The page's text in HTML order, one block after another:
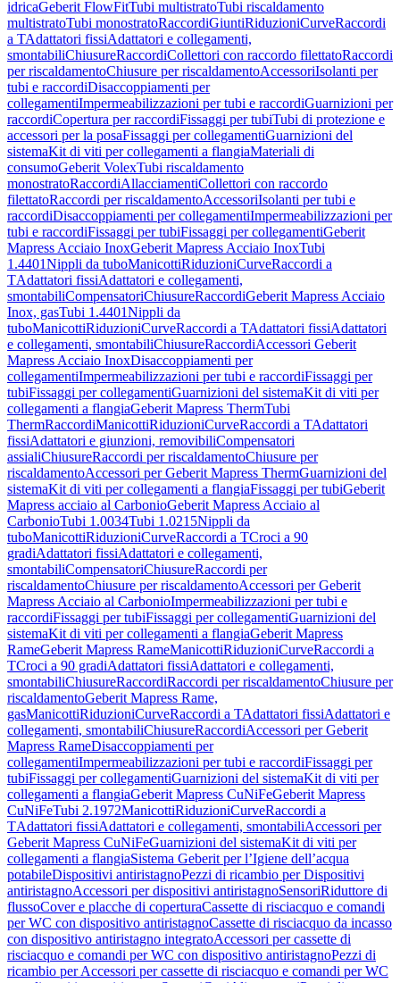
idricaGeberit FlowFitTubi multistratoTubi riscaldamento
multistratoTubi monostratoRaccordiGiuntiRiduzioniCurveRaccordi
a TAdattatori fissiAdattatori e collegamenti,
smontabiliChiusureRaccordiCollettori con raccordo filettatoRaccordi
per riscaldamentoChiusure per riscaldamentoAccessoriIsolanti per
tubi e raccordiDisaccoppiamenti per
collegamentiImpermeabilizzazioni per tubi e raccordiGuarnizioni per
raccordiCopertura per raccordiFissaggi per tubiTubi di protezione e
accessori per la posaFissaggi per collegamentiGuarnizioni del
sistemaKit di viti per collegamenti a flangiaMateriali di
consumoGeberit VolexTubi riscaldamento
monostratoRaccordiAllacciamentiCollettori con raccordo
filettatoRaccordi per riscaldamentoAccessoriIsolanti per tubi e
raccordiDisaccoppiamenti per collegamentiImpermeabilizzazioni per
tubi e raccordiFissaggi per tubiFissaggi per collegamentiGeberit
Mapress Acciaio InoxGeberit Mapress Acciaio InoxTubi
1.4401Nippli da tuboManicottiRiduzioniCurveRaccordi a
TAdattatori fissiAdattatori e collegamenti,
smontabiliCompensatoriChiusureRaccordiGeberit Mapress Acciaio
Inox, gasTubi 1.4401Nippli da
tuboManicottiRiduzioniCurveRaccordi a TAdattatori fissiAdattatori
e collegamenti, smontabiliChiusureRaccordiAccessori Geberit
Mapress Acciaio InoxDisaccoppiamenti per
collegamentiImpermeabilizzazioni per tubi e raccordiFissaggi per
tubiFissaggi per collegamentiGuarnizioni del sistemaKit di viti per
collegamenti a flangiaGeberit Mapress ThermTubi
ThermRaccordiManicottiRiduzioniCurveRaccordi a TAdattatori
fissiAdattatori e giunzioni, removibiliCompensatori
assialiChiusureRaccordi per riscaldamentoChiusure per
riscaldamentoAccessori per Geberit Mapress ThermGuarnizioni del
sistemaKit di viti per collegamenti a flangiaFissaggi per tubiGeberit
Mapress acciaio al CarbonioGeberit Mapress Acciaio al
CarbonioTubi 1.0034Tubi 1.0215Nippli da
tuboManicottiRiduzioniCurveRaccordi a TCroci a 90
gradiAdattatori fissiAdattatori e collegamenti,
smontabiliCompensatoriChiusureRaccordi per
riscaldamentoChiusure per riscaldamentoAccessori per Geberit
Mapress Acciaio al CarbonioImpermeabilizzazioni per tubi e
raccordiFissaggi per tubiFissaggi per collegamentiGuarnizioni del
sistemaKit di viti per collegamenti a flangiaGeberit Mapress
RameGeberit Mapress RameManicottiRiduzioniCurveRaccordi a
TCroci a 90 gradiAdattatori fissiAdattatori e collegamenti,
smontabiliChiusureRaccordiRaccordi per riscaldamentoChiusure per
riscaldamentoGeberit Mapress Rame,
gasManicottiRiduzioniCurveRaccordi a TAdattatori fissiAdattatori e
collegamenti, smontabiliChiusureRaccordiAccessori per Geberit
Mapress RameDisaccoppiamenti per
collegamentiImpermeabilizzazioni per tubi e raccordiFissaggi per
tubiFissaggi per collegamentiGuarnizioni del sistemaKit di viti per
collegamenti a flangiaGeberit Mapress CuNiFeGeberit Mapress
CuNiFeTubi 2.1972ManicottiRiduzioniCurveRaccordi a
TAdattatori fissiAdattatori e collegamenti, smontabiliAccessori per
Geberit Mapress CuNiFeGuarnizioni del sistemaKit di viti per
collegamenti a flangiaSistema Geberit per l’Igiene dell’acqua
potabileDispositivi antiristagnoPezzi di ricambio per Dispositivi
antiristagnoAccessori per dispositivi antiristagnoSensoriRiduttore di
flussoCover e placche di coperturaCassette di risciacquo e comandi
per WC con dispositivo antiristagnoCassette di risciacquo da incasso
con dispositivo antiristagno integratoAccessori per cassette di
risciacquo e comandi per WC con dispositivo antiristagnoPezzi di
ricambio per Accessori per cassette di risciacquo e comandi per WC